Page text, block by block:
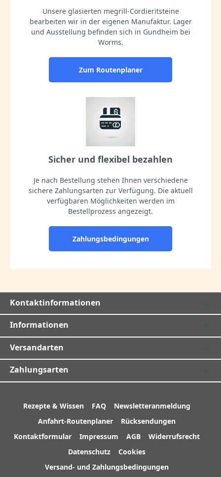
Unsere glasierten megrill-Cordieritsteine
bearbeiten wir in der eigenen Manufaktur. Lager
und Ausstellung befinden sich in Gundheim bei
Worms.
Zum Routenplaner
Sicher und flexibel bezahlen
Je nach Bestellung stehen Ihnen verschiedene
sichere Zahlungsarten zur Verfügung. Die aktuell
verfügbaren Möglichkeiten werden im
Bestellprozess angezeigt.
Zahlungsbedingungen
Kontaktinformationen
Informationen
Versandarten
Zahlungsarten
Rezepte & Wissen FAQ
Newsletteranmeldung
Anfahrt-Routenplaner
Rücksendungen
Kontaktformular
Impressum AGB
Widerrufsrecht
Datenschutz
Cookies
Versand- und Zahlungsbedingungen